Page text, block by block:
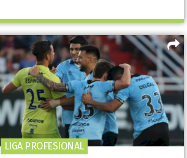
LIGA PROFESIONAL